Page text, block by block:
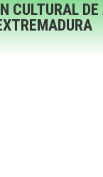
CULTURAL